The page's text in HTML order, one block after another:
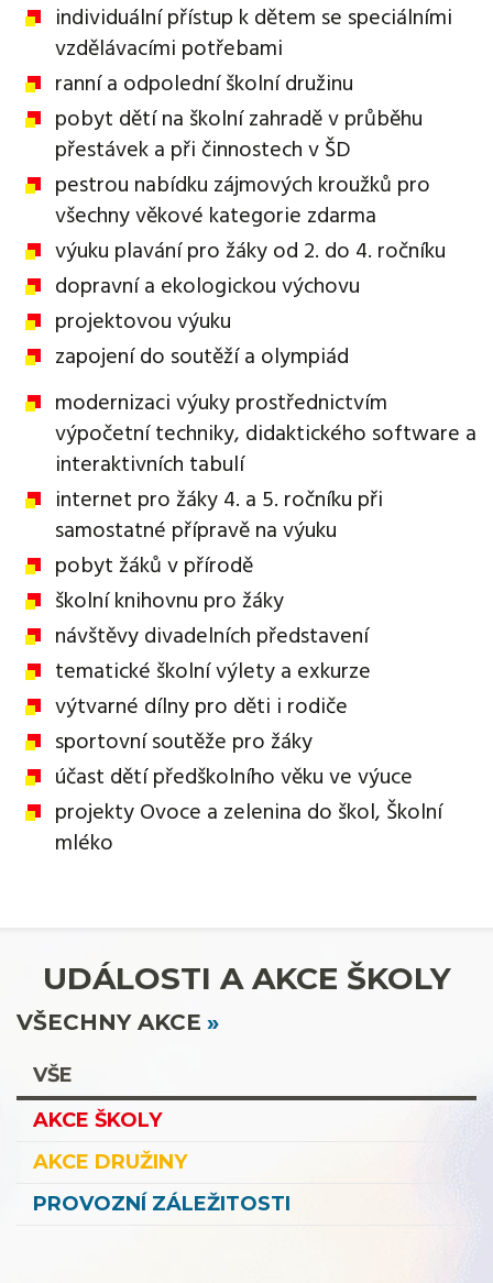
individuální přístup k dětem se speciálními
vzdělávacími potřebami
ranní a odpolední školní družinu
pobyt dětí na školní zahradě v průběhu
přestávek a při činnostech v ŠD
pestrou nabídku zájmových kroužků pro
všechny věkové kategorie zdarma
výuku plavání pro žáky od 2. do 4. ročníku
dopravní a ekologickou výchovu
projektovou výuku
zapojení do soutěží a olympiád
modernizaci výuky prostřednictvím
výpočetní techniky, didaktického software a
interaktivních tabulí
internet pro žáky 4. a 5. ročníku při
samostatné přípravě na výuku
pobyt žáků v přírodě
školní knihovnu pro žáky
návštěvy divadelních představení
tematické školní výlety a exkurze
výtvarné dílny pro děti i rodiče
sportovní soutěže pro žáky
účast dětí předškolního věku ve výuce
projekty Ovoce a zelenina do škol, Školní
mléko
UDÁLOSTI A AKCE ŠKOLY
VŠECHNY AKCE
VŠE
AKCE ŠKOLY
AKCE DRUŽINY
PROVOZNÍ ZÁLEŽITOSTI